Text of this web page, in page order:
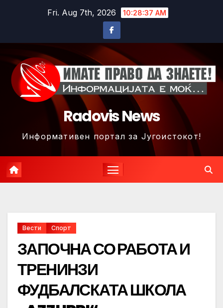
Fri. Aug 7th, 2026 10:28:39 AM
Radovis News
Информативен портал за Југоистокот!
Вести Спорт
ЗАПОЧНА СО РАБОТА И
ТРЕНИНЗИ
ФУДБАЛСКАТА ШКОЛА